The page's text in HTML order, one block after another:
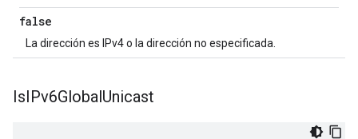
false
La dirección es IPv4 o la dirección no especificada.
IsIPv6GlobalUnicast